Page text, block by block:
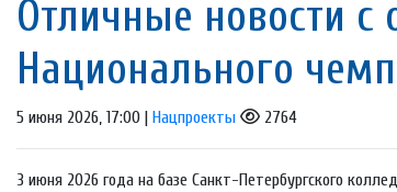
Отличные новости с
Национального
5 июня 2026, 17:00 | Нацпроекты 2764
3 июня 2026 года на базе Санкт-Петербургского